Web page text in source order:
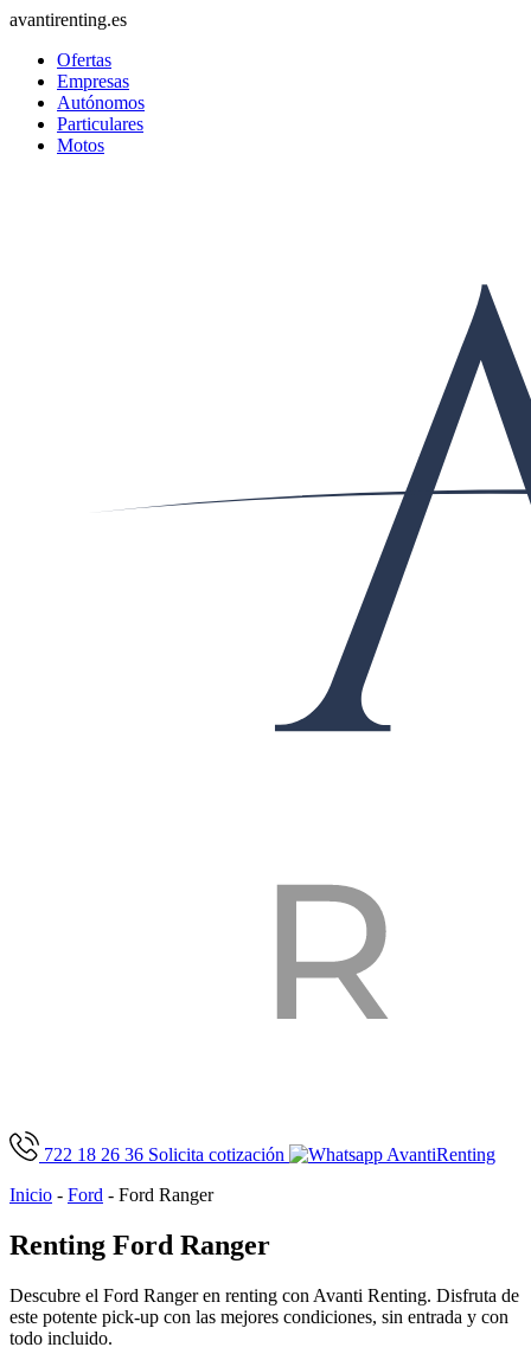
avantirenting.es
Ofertas
Empresas
Autónomos
Particulares
Motos
722 18 26 36 Solicita cotización
Inicio - Ford - Ford Ranger
Renting Ford Ranger
Descubre el Ford Ranger en renting con Avanti Renting. Disfruta de
este potente pick-up con las mejores condiciones, sin entrada y con
todo incluido.